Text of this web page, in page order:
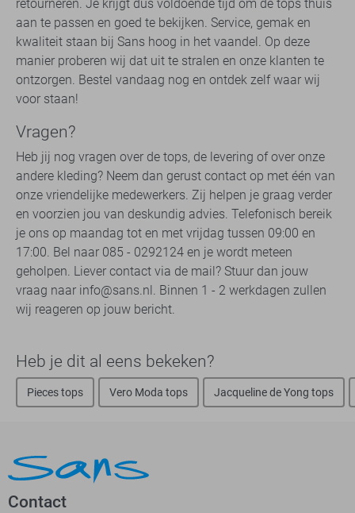
retourneren. Je krijgt dus voldoende tijd om de tops thuis
aan te passen en goed te bekijken. Service, gemak en
kwaliteit staan bij Sans hoog in het vaandel. Op deze
manier proberen wij dat uit te stralen en onze klanten te
ontzorgen. Bestel vandaag nog en ontdek zelf waar wij
voor staan!
Vragen?
Heb jij nog vragen over de tops, de levering of over onze
andere kleding? Neem dan gerust contact op met één van
onze vriendelijke medewerkers. Zij helpen je graag verder
en voorzien jou van deskundig advies. Telefonisch bereik
je ons op maandag tot en met vrijdag tussen 09:00 en
17:00. Bel naar 085 - 0292124 en je wordt meteen
geholpen. Liever contact via de mail? Stuur dan jouw
vraag naar info@sans.nl. Binnen 1 - 2 werkdagen zullen
wij reageren op jouw bericht.
Heb je dit al eens bekeken?
Pieces tops Vero Moda tops Jacqueline de Yong tops
Contact